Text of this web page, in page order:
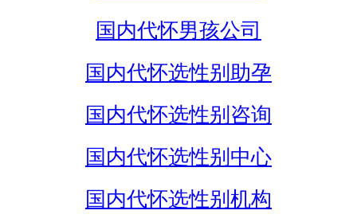
国内代怀男孩公司
国内代怀选性别助孕
国内代怀选性别咨询
国内代怀选性别中心
国内代怀选性别机构